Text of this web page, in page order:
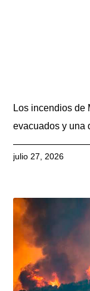
Los incendios de
evacuados y una
julio 27, 2026